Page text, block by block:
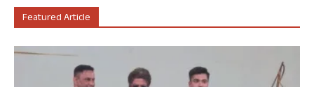
Featured Article